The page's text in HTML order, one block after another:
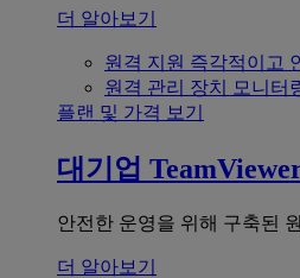
더 알아보기
원격 지원 즉각적이고
원격 관리 장치 모니터
플랜 및 가격 보기
대기업
안전한 운영을 위해 구축된
더 알아보기